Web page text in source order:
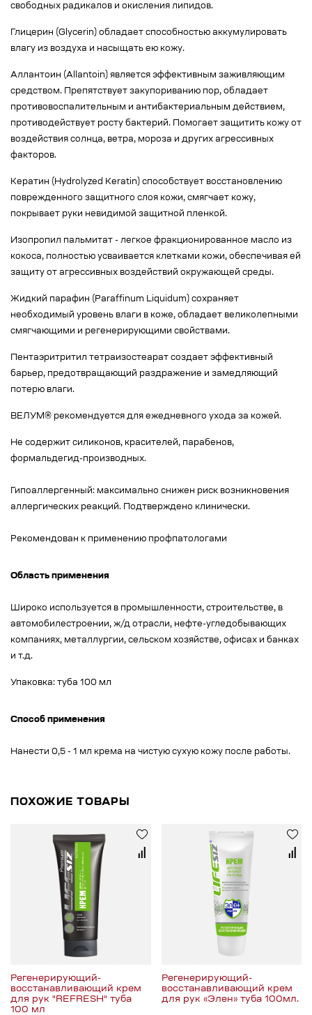
свободных радикалов и окисления липидов.
Глицерин (Glycerin) обладает способностью аккумулировать
влагу из воздуха и насыщать ею кожу.
Аллантоин (Allantoin) является эффективным заживляющим
средством. Препятствует закупориванию пор, обладает
противовоспалительным и антибактериальным действием,
противодействует росту бактерий. Помогает защитить кожу от
воздействия солнца, ветра, мороза и других агрессивных
факторов.
Кератин (Hydrolyzed Keratin) способствует восстановлению
поврежденного защитного слоя кожи, смягчает кожу,
покрывает руки невидимой защитной пленкой.
Изопропил пальмитат - легкое фракционированное масло из
кокоса, полностью усваивается клетками кожи, обеспечивая ей
защиту от агрессивных воздействий окружающей среды.
Жидкий парафин (Paraffinum Liquidum) сохраняет
необходимый уровень влаги в коже, обладает великолепными
смягчающими и регенерирующими свойствами.
Пентаэритритил тетраизостеарат создает эффективный
барьер, предотвращающий раздражение и замедляющий
потерю влаги.
ВЕЛУМ® рекомендуется для ежедневного ухода за кожей.
Не содержит силиконов, красителей, парабенов,
формальдегид-производных.
Гипоаллергенный: максимально снижен риск возникновения
аллергических реакций. Подтверждено клинически.
Рекомендован к применению профпатологами
Область применения
Широко используется в промышленности, строительстве, в
автомобилестроении, ж/д отрасли, нефте-угледобывающих
компаниях, металлургии, сельском хозяйстве, офисах и банках
и т.д.
Упаковка: туба 100 мл
Способ применения
Нанести 0,5 - 1 мл крема на чистую сухую кожу после работы.
ПОХОЖИЕ ТОВАРЫ
Регенерирующий-
восстанавливающий крем
для рук "REFRESH" туба
100 мл
Регенерирующий-
восстанавливающий крем
для рук «Элен» туба 100мл.